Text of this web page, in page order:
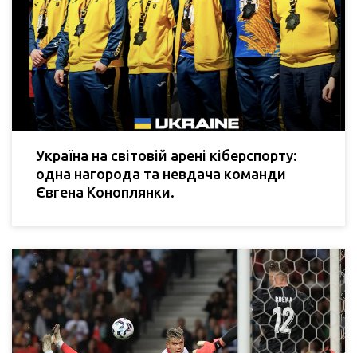
Україна на світовій арені кіберспорту:
одна нагорода та невдача команди
Євгена Коноплянки.